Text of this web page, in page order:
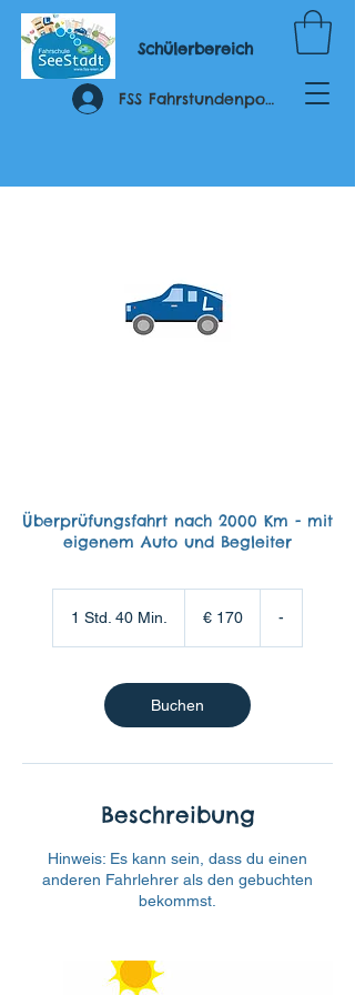
Schülerbereich
FSS Fahrstundenportal
Überprüfungsfahrt nach 2000 Km - mit
eigenem Auto und Begleiter
1 Std. 40 Min.
d
4
0
i
.
€ 170 -
Buchen
Beschreibung
Hinweis: Es kann sein, dass du einen
anderen Fahrlehrer als den gebuchten
bekommst.